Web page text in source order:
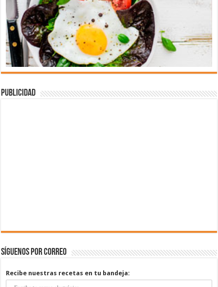
Publicidad
Síguenos por correo
Recibe nuestras recetas en tu bandeja: